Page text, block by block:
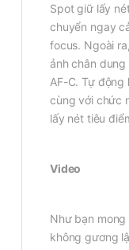
Spot giữ lấy
chuyển ngay
focus. Ngoài
ảnh chân
AF-C. Tự
cùng với chức
lấy nét tiêu
Video
Như bạn
không gương